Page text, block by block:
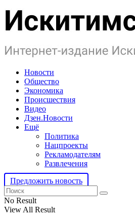
Новости
Общество
Экономика
Происшествия
Видео
Дзен.Новости
Ещё
Политика
Нацпроекты
Рекламодателям
Развлечения
Предложить новость
No Result
View All Result